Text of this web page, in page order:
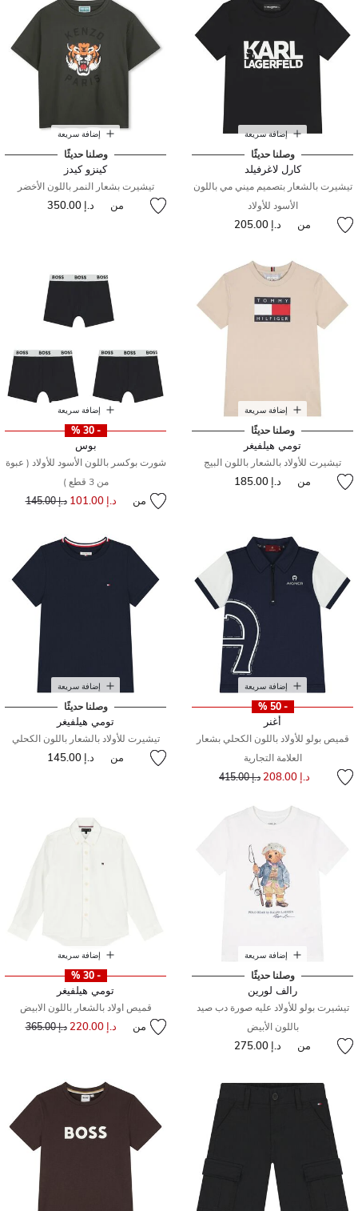
إضافة سريعة
وصلنا حديثًا
كارل لاغرفيلد
تيشيرت بالشعار بتصميم ميني مي باللون
الأسود للأولاد
من د.إ 205.00
إضافة سريعة
وصلنا حديثًا
كينزو كيدز
تيشيرت بشعار النمر باللون الأخضر
من د.إ 350.00
إضافة سريعة
وصلنا حديثًا
تومي هيلفيغر
تيشيرت للأولاد بالشعار باللون البيج
من د.إ 185.00
إضافة سريعة
- 30 %
بوس
شورت بوكسر باللون الأسود للأولاد ( عبوة
من 3 قطع )
من د.إ 101.00 سعر مخفض من
د.إ 145.00 إلى
إضافة سريعة
- 50 %
أغنر
قميص بولو للأولاد باللون الكحلي بشعار
العلامة التجارية
د.إ 208.00 سعر مخفض مند.إ 415.00
إضافة سريعة
وصلنا حديثًا
تومي هيلفيغر
تيشيرت للأولاد بالشعار باللون الكحلي
من د.إ 145.00
إضافة سريعة
وصلنا حديثًا
رالف لورين
تيشيرت بولو للأولاد عليه صورة دب صيد
باللون الأبيض
من د.إ 275.00
إضافة سريعة
- 30 %
تومي هيلفيغر
قميص اولاد بالشعار باللون الابيض
من د.إ 220.00 سعر مخفض من
د.إ 365.00 إلى